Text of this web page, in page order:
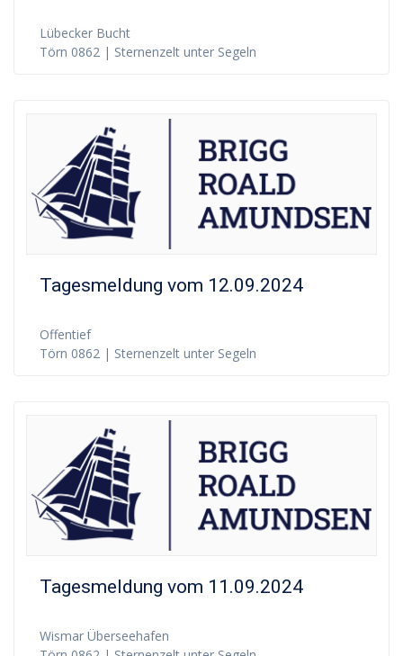
Lübecker Bucht
Törn 0862 | Sternenzelt unter Segeln
Tagesmeldung vom 12.09.2024
Offentief
Törn 0862 | Sternenzelt unter Segeln
Tagesmeldung vom 11.09.2024
Wismar Überseehafen